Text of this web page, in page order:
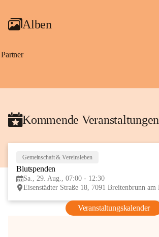
Alben
Partner
Kommende Veranstaltungen
Gemeinschaft & Vereinsleben
Blutspenden
Sa., 29. Aug., 07:00 - 12:30
Veranstaltungskalender